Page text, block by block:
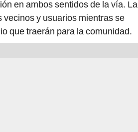
en ambos sentidos de la vía. La
y usuarios mientras se
que traerán para la comunidad.